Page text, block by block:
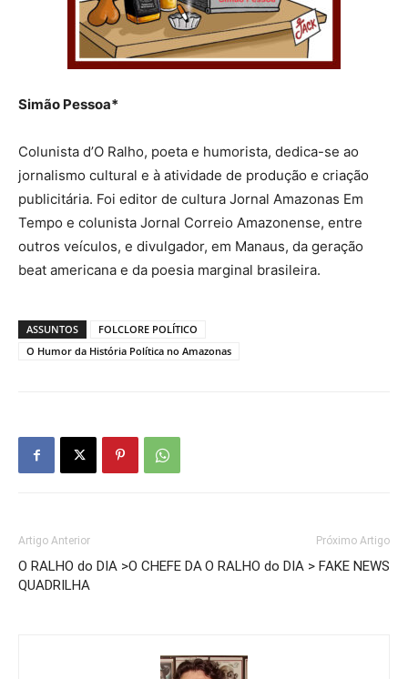
Simão Pessoa*
Colunista d’O Ralho, poeta e humorista, dedica-se ao
jornalismo cultural e à atividade de produção e criação
publicitária. Foi editor de cultura Jornal Amazonas Em
Tempo e colunista Jornal Correio Amazonense, entre
outros veículos, e divulgador, em Manaus, da geração
beat americana e da poesia marginal brasileira.
ASSUNTOS
FOLCLORE POLÍTICO
O Humor da História Política no Amazonas
Artigo Anterior
O RALHO do DIA >O CHEFE DA
QUADRILHA
Próximo Artigo
O RALHO do DIA > FAKE NEWS